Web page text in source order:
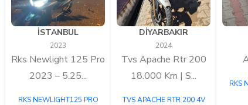
İSTANBUL
2023
Rks Newlight 125 Pro
2023 – 5.25...
RKS NEWLIGHT125 PRO
DİYARBAKIR
2024
Tvs Apache Rtr 200
18.000 Km | S...
TVS APACHE RTR 200 4V
RKS